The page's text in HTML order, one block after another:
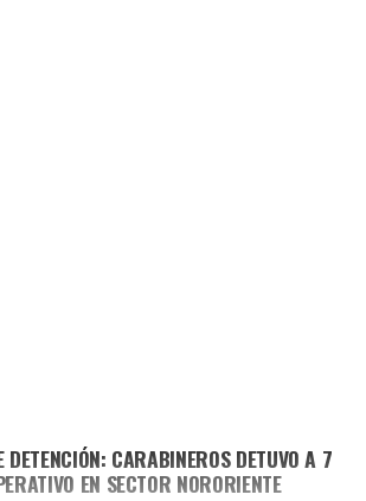
DETENCIÓN: CARABINEROS DETUVO A 7
EN SECTOR NORORIENTE